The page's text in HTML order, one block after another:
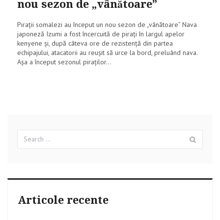
nou sezon de „vânătoare”
Pirații somalezi au început un nou sezon de „vânătoare” Nava
japoneză Izumi a fost încercuită de pirați în largul apelor
kenyene și, după câteva ore de rezistență din partea
echipajului, atacatorii au reușit să urce la bord, preluând nava.
Așa a început sezonul piraților...
for:
Articole recente